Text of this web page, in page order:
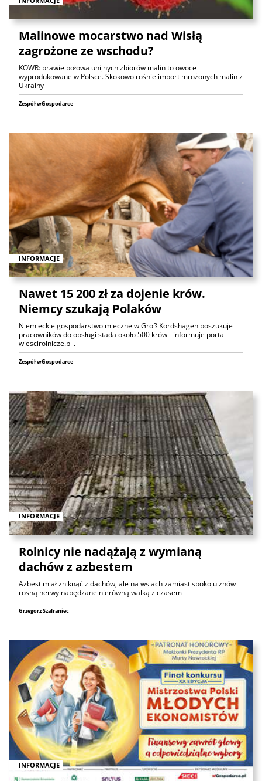
Malinowe mocarstwo nad Wisłą
zagrożone ze wschodu?
KOWR: prawie połowa unijnych zbiorów malin to owoce
wyprodukowane w Polsce. Skokowo rośnie import mrożonych malin z
Ukrainy
Zespół wGospodarce
INFORMACJE
Nawet 15 200 zł za dojenie krów.
Niemcy szukają Polaków
Niemieckie gospodarstwo mleczne w Groß Kordshagen poszukuje
pracowników do obsługi stada około 500 krów - informuje portal
wiescirolnicze.pl .
Zespół wGospodarce
INFORMACJE
Rolnicy nie nadążają z wymianą
dachów z azbestem
Azbest miał zniknąć z dachów, ale na wsiach zamiast spokoju znów
rosną nerwy napędzane nierówną walką z czasem
Grzegorz Szafraniec
INFORMACJE